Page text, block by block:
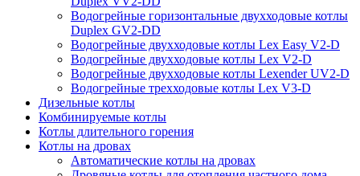
Водогрейные горизонтальные двухходовые котлы
Duplex GV2-DD
Водогрейные двухходовые котлы Lex Easy V2-D
Водогрейные двухходовые котлы Lex V2-D
Водогрейные двухходовые котлы Lexender UV2-D
Водогрейные трехходовые котлы Lex V3-D
Дизельные котлы
Комбинируемые котлы
Котлы длительного горения
Котлы на дровах
Автоматические котлы на дровах